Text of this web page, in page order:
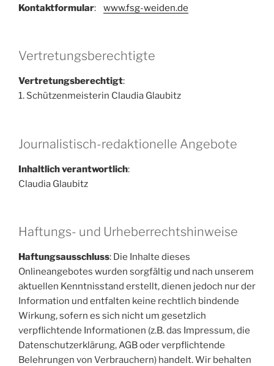
Kontaktformular: www.fsg-weiden.de
Vertretungsberechtigte
Vertretungsberechtigt:
1. Schützenmeisterin Claudia Glaubitz
Journalistisch-redaktionelle Angebote
Inhaltlich verantwortlich:
Claudia Glaubitz
Haftungs- und Urheberrechtshinweise
Haftungsausschluss: Die Inhalte dieses
Onlineangebotes wurden sorgfältig und nach unserem
aktuellen Kenntnisstand erstellt, dienen jedoch nur der
Information und entfalten keine rechtlich bindende
Wirkung, sofern es sich nicht um gesetzlich
verpflichtende Informationen (z.B. das Impressum, die
Datenschutzerklärung, AGB oder verpflichtende
Belehrungen von Verbrauchern) handelt. Wir behalten